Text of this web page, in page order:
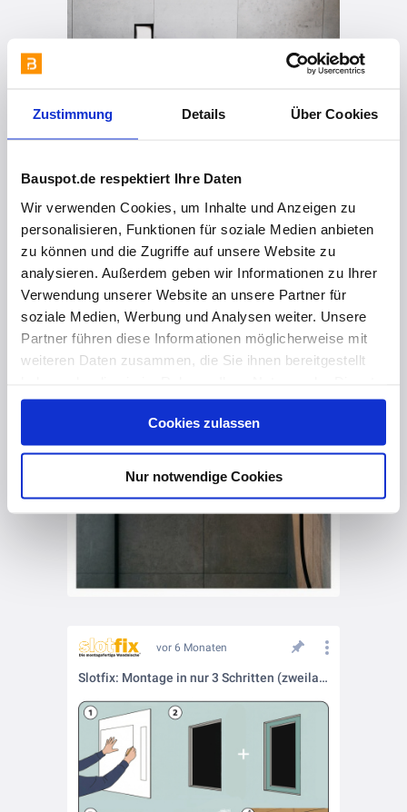
Zustimmung Details Über Cookies
Bauspot.de respektiert Ihre Daten
Wir verwenden Cookies, um Inhalte und Anzeigen zu
personalisieren, Funktionen für soziale Medien anbieten
zu können und die Zugriffe auf unsere Website zu
analysieren. Außerdem geben wir Informationen zu Ihrer
Verwendung unserer Website an unsere Partner für
soziale Medien, Werbung und Analysen weiter. Unsere
Partner führen diese Informationen möglicherweise mit
weiteren Daten zusammen, die Sie ihnen bereitgestellt
gesammelt haben. Hier finden Sie Informationen zum
und unserImpressum.
Cookies zulassen
Nur notwendige Cookies
vor 5 Monaten
Wandnischen als Gestaltungselement
vor 6 Monaten
Slotfix: Montage in nur 3 Schritten (zweilagige Trockenbauwand)